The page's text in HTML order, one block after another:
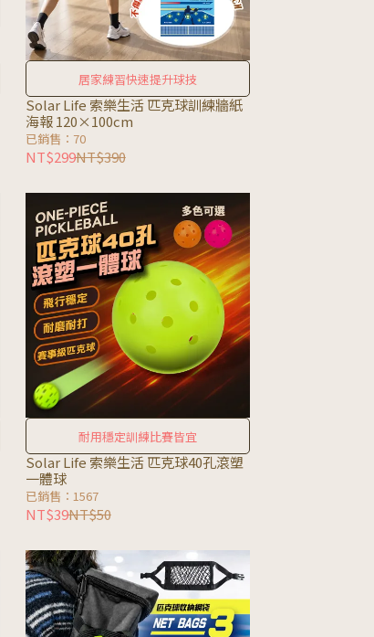
居家練習快速提升球技
Solar Life 索樂生活 匹克球訓練牆紙
海報 120×100cm
已銷售：70
NT$299NT$390
耐用穩定訓練比賽皆宜
Solar Life 索樂生活 匹克球40孔滾塑
一體球
已銷售：1567
NT$39NT$50